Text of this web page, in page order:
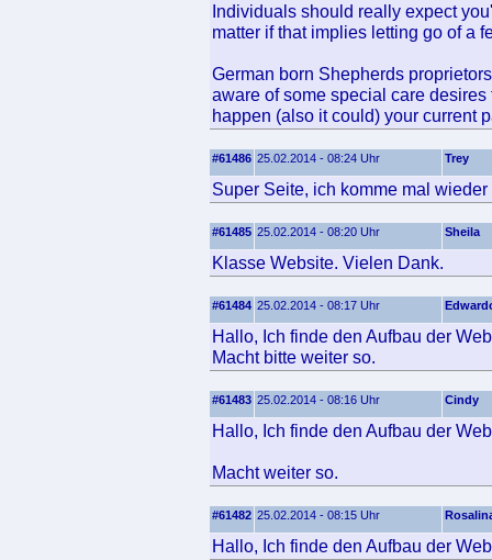
Individuals should really expect
matter if that implies letting go of a
German born Shepherds
aware of some special care
happen (also it could) your current
#61486 25.02.2014 - 08:24 Uhr Trey
Super Seite, ich komme mal wieder
#61485 25.02.2014 - 08:20 Uhr Sheila
Klasse Website. Vielen Dank.
#61484 25.02.2014 - 08:17 Uhr
Hallo, Ich finde den Aufbau der
Macht bitte weiter so.
#61483 25.02.2014 - 08:16 Uhr Cindy
Hallo, Ich finde den Aufbau der
Macht weiter so.
#61482 25.02.2014 - 08:15 Uhr
Hallo, Ich finde den Aufbau der